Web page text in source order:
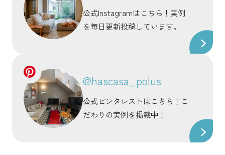
公式Instagramはこちら！実例
を毎日更新投稿しています。
@hascasa_polus
公式ピンタレストはこちら！こ
だわりの実例を掲載中！